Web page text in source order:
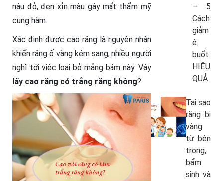
nâu đỏ, đen xỉn màu gây mất thẩm mỹ
cung hàm.
Xác định được cao răng là nguyên nhân
khiến răng ố vàng kém sang, nhiều người
nghĩ tới việc loại bỏ mảng bám này. Vậy
lấy cao răng có trắng răng không?
– 5
Cách
giảm
ê
buốt
HIỆU
QUẢ
Tại sao
răng bị
vàng
từ bên
trong,
bẩm
sinh và